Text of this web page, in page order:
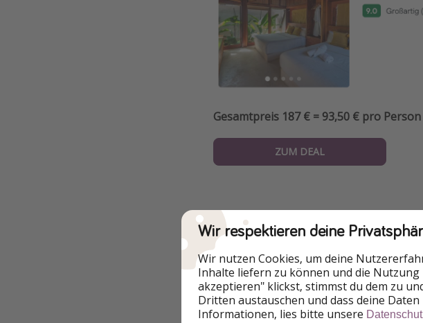
Gesamtpreis 187 € = 93,50 € pro Person
ZUM DEAL
Zusätzliche Informationen
Bewertungscheck 🏆
Auf Plattformen wie Google oder
davon, ob sie das Hotel besucht haben
Wir respektieren deine
Wir nutzen Cookies, um deine
Inhalte liefern zu können und die
akzeptieren" klickst, stimmst du dem zu
Dritten austauschen und dass deine
Informationen, lies bitte unsere